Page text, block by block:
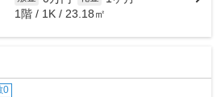
1階 / 1K / 23.18㎡
0